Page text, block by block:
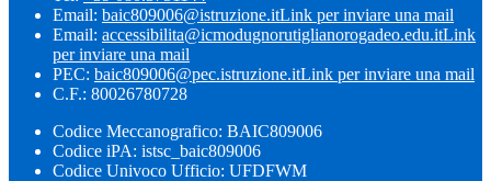
Email: baic809006@istruzione.itLink per inviare una mail
Email: accessibilita@icmodugnorutiglianorogadeo.edu.itLink
per inviare una mail
PEC: baic809006@pec.istruzione.itLink per inviare una mail
C.F.: 80026780728
Codice Meccanografico: BAIC809006
Codice iPA: istsc_baic809006
Codice Univoco Ufficio: UFDFWM